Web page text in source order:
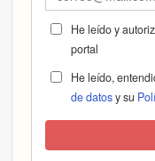
He leído y
portal
He leído,
de datosy su